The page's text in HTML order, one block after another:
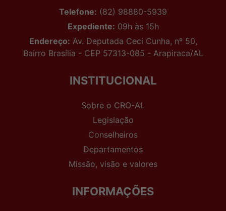
Telefone: (82) 98880-5939
Expediente: 09h às 15h
Endereço: Av. Deputada Ceci Cunha, nº 50,
Bairro Brasília - CEP 57313-085 - Arapiraca/AL
INSTITUCIONAL
Sobre o CRO-AL
Legislação
Conselheiros
Departamentos
Missão, visão e valores
INFORMAÇÕES